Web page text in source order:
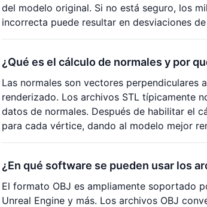
del modelo original. Si no está seguro, los
incorrecta puede resultar en desviaciones
¿Qué es el cálculo de normales y por
Las normales son vectores
renderizado. Los archivos STL típicamente
datos de normales. Después de habilitar el
para cada vértice, dando al modelo mejor
¿En qué software se pueden usar los
El formato OBJ es ampliamente soportado
Unreal Engine y más. Los archivos OBJ